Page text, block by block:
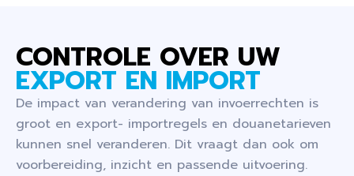
CONTROLE OVER UW
EXPORT EN IMPORT
De impact van verandering van invoerrechten is
groot en export- importregels en douanetarieven
kunnen snel veranderen. Dit vraagt dan ook om
voorbereiding, inzicht en passende uitvoering.